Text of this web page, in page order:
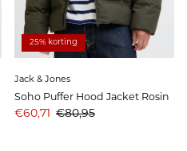
25% korting
Jack & Jones
Soho Puffer Hood Jacket Rosin
Aanbiedingsprijs
€60,71 Prijs
€80,95